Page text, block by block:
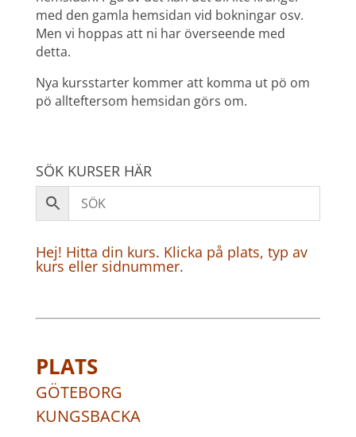
med den gamla hemsidan vid bokningar osv.
Men vi hoppas att ni har överseende med
detta.
Nya kursstarter kommer att komma ut pö om
pö allteftersom hemsidan görs om.
SÖK KURSER HÄR
Hej! Hitta din kurs. Klicka på plats, typ av
kurs eller sidnummer.
PLATS
GÖTEBORG
KUNGSBACKA